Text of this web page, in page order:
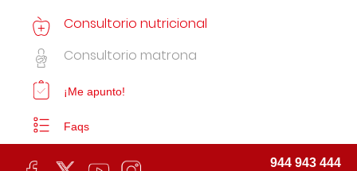
Consultorio nutricional
Consultorio matrona
¡Me apunto!
Faqs
944 943 444